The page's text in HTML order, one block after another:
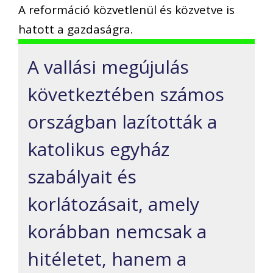
A reformáció közvetlenül és közvetve is
hatott a gazdaságra.
A vallási megújulás
következtében számos
országban lazították a
katolikus egyház
szabályait és
korlátozásait, amely
korábban nemcsak a
hitéletet, hanem a